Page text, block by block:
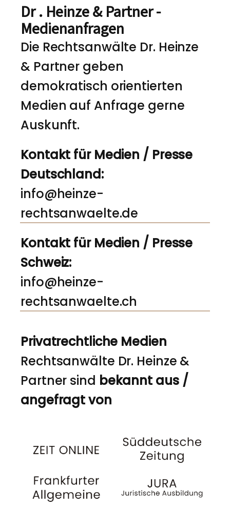
Dr . Heinze & Partner -
Medienanfragen
Die Rechtsanwälte Dr. Heinze
& Partner geben
demokratisch orientierten
Medien auf Anfrage gerne
Auskunft.
Kontakt für Medien / Presse
Deutschland:
info@heinze-
rechtsanwaelte.de
Kontakt für Medien / Presse
Schweiz:
info@heinze-
rechtsanwaelte.ch
Privatrechtliche Medien
Rechtsanwälte Dr. Heinze &
Partner sind bekannt aus /
angefragt von